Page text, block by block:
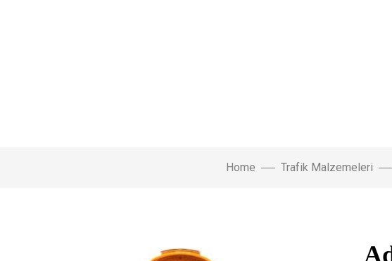
Home Trafik Malzemeleri